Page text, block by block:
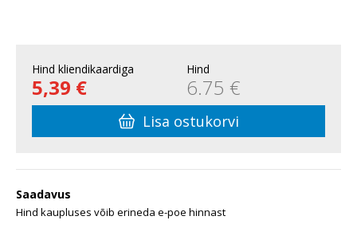
Hind kliendikaardiga
5,39 €
Hind
6.75 €
Lisa ostukorvi
Saadavus
Hind kaupluses võib erineda e-poe hinnast